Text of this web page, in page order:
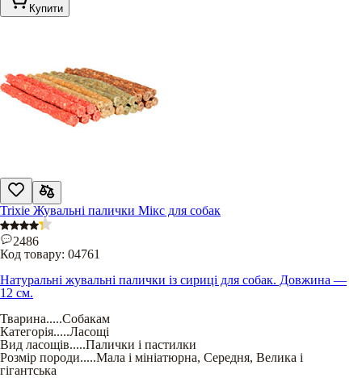
Купити
Trixie Жувальні палички Мікс для собак
2486
Код товару: 04761
Натуральні жувальні палички із сириці для собак. Довжина —
12 см.
Тварина.....Собакам
Категорія.....Ласощі
Вид ласощів.....Палички і пастилки
Розмір породи.....Мала і мініатюрна, Середня, Велика і
гігантська